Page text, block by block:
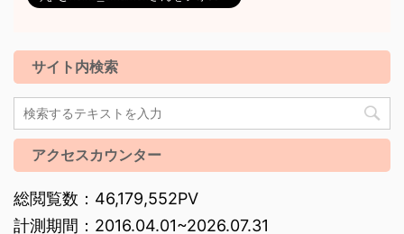
サイト内検索
アクセスカウンター
総閲覧数：46,179,552PV
計測期間：2016.04.01~2026.07.31